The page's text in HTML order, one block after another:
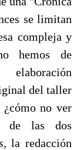
se limitan
compleja y
hemos de
del taller
no ver
de las dos
la redacción